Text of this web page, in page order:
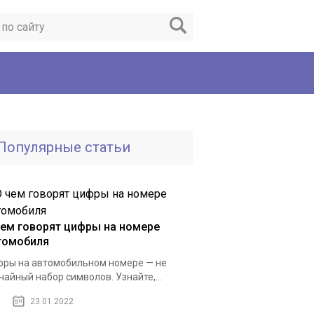
статьи
говорят цифры на номере
на автомобильном номере — не
набор символов. Узнайте,...
23.01.2022